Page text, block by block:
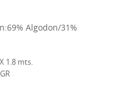
Algodon/31%
1.8 mts.